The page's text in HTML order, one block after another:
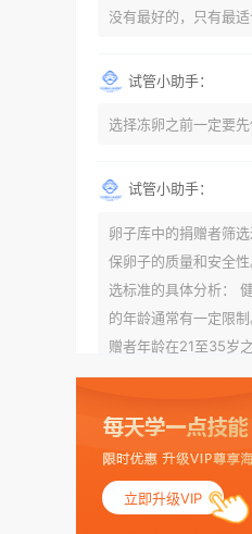
没有最好的，只有最
试管小助手：
选择冻卵之前一定要先
试管小助手：
卵子库中的捐赠者筛
保卵子的质量和安全
选标准的具体分析：
的年龄通常有一定限
赠者年龄在21至35岁
女性的卵子质量相对
库的具体年龄要求可
指数（BMI）：捐赠
范围内，以确保其身体
的BMI可能与多种健康
症和妊娠并发症。 生
立即升级VIP